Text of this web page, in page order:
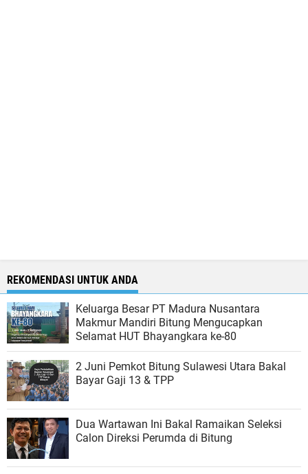
REKOMENDASI UNTUK ANDA
Keluarga Besar PT Madura Nusantara
Makmur Mandiri Bitung Mengucapkan
Selamat HUT Bhayangkara ke-80
2 Juni Pemkot Bitung Sulawesi Utara Bakal
Bayar Gaji 13 & TPP
Dua Wartawan Ini Bakal Ramaikan Seleksi
Calon Direksi Perumda di Bitung